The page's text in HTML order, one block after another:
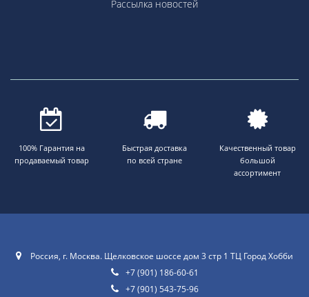
Рассылка новостей
100% Гарантия на
продаваемый товар
Быстрая доставка
по всей стране
Качественный товар
большой
ассортимент
Россия, г. Москва. Щелковское шоссе дом 3 стр 1 ТЦ Город Хобби
+7 (901) 186-60-61
+7 (901) 543-75-96